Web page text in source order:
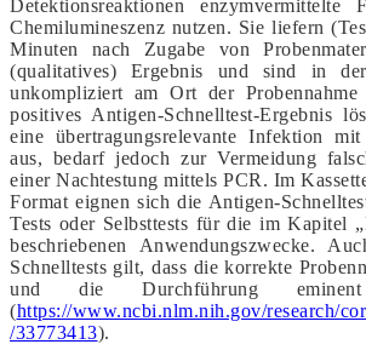
Detektionsreaktionen enzymvermittelte
Chemilumineszenz nutzen. Sie liefern
Minuten nach Zugabe von
(qualitatives) Ergebnis und sind in
unkompliziert am Ort der
positives Antigen-Schnelltest-Ergebnis
eine übertragungsrelevante Infektion
aus, bedarf jedoch zur Vermeidung
einer Nachtestung mittels PCR. Im
Format eignen sich die Antigen-
Tests oder Selbsttests für die im Kapitel
beschriebenen Anwendungszwecke.
Schnelltests gilt, dass die korrekte
und die Durchführung
(https://www.ncbi.nlm.nih.gov/research/
/33773413).